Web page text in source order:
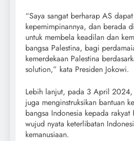
“Saya sangat berharap AS
kepemimpinannya, dan berada
untuk membela keadilan dan
bangsa Palestina, bagi
kemerdekaan Palestina
solution,” kata Presiden Jokowi.
Lebih lanjut, pada 3 April 2024,
juga menginstruksikan bantuan
bangsa Indonesia kepada rakyat
wujud nyata keterlibatan
kemanusiaan.